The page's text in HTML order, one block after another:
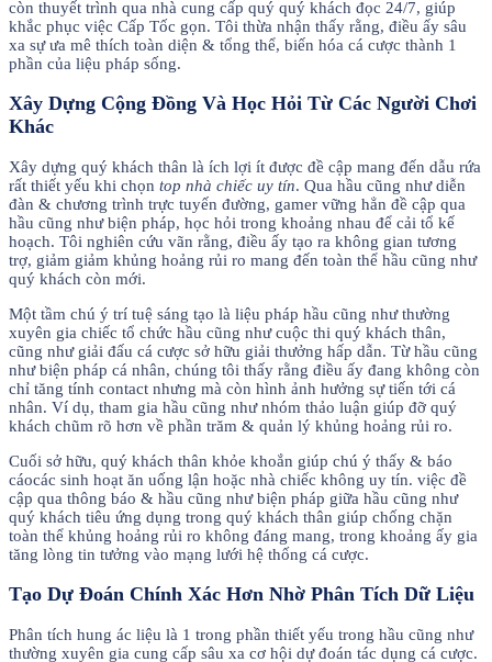
còn thuyết trình qua nhà cung cấp quý quý khách đọc 24/7, giúp
khắc phục việc Cấp Tốc gọn. Tôi thừa nhận thấy rằng, điều ấy sâu
xa sự ưa mê thích toàn diện & tổng thể, biến hóa cá cược thành 1
phần của liệu pháp sống.
Xây Dựng Cộng Đồng Và Học Hỏi Từ Các Người Chơi
Khác
Xây dựng quý khách thân là ích lợi ít được đề cập mang đến dẫu rứa
rất thiết yếu khi chọn top nhà chiếc uy tín. Qua hầu cũng như diễn
đàn & chương trình trực tuyến đường, gamer vững hẳn đề cập qua
hầu cũng như biện pháp, học hỏi trong khoảng nhau để cải tổ kế
hoạch. Tôi nghiên cứu vãn rằng, điều ấy tạo ra không gian tương
trợ, giảm giảm khủng hoảng rủi ro mang đến toàn thể hầu cũng như
quý khách còn mới.
Một tầm chú ý trí tuệ sáng tạo là liệu pháp hầu cũng như thường
xuyên gia chiếc tổ chức hầu cũng như cuộc thi quý khách thân,
cũng như giải đấu cá cược sở hữu giải thưởng hấp dẫn. Từ hầu cũng
như biện pháp cá nhân, chúng tôi thấy rằng điều ấy đang không còn
chỉ tăng tính contact nhưng mà còn hình ảnh hưởng sự tiến tới cá
nhân. Ví dụ, tham gia hầu cũng như nhóm thảo luận giúp đỡ quý
khách chũm rõ hơn về phần trăm & quản lý khủng hoảng rủi ro.
Cuối sở hữu, quý khách thân khỏe khoắn giúp chú ý thấy & báo
cáocác sinh hoạt ăn uống lận hoặc nhà chiếc không uy tín. việc đề
cập qua thông báo & hầu cũng như biện pháp giữa hầu cũng như
quý khách tiêu ứng dụng trong quý khách thân giúp chống chặn
toàn thể khủng hoảng rủi ro không đáng mang, trong khoảng ấy gia
tăng lòng tin tưởng vào mạng lưới hệ thống cá cược.
Tạo Dự Đoán Chính Xác Hơn Nhờ Phân Tích Dữ Liệu
Phân tích hung ác liệu là 1 trong phần thiết yếu trong hầu cũng như
thường xuyên gia cung cấp sâu xa cơ hội dự đoán tác dụng cá cược.